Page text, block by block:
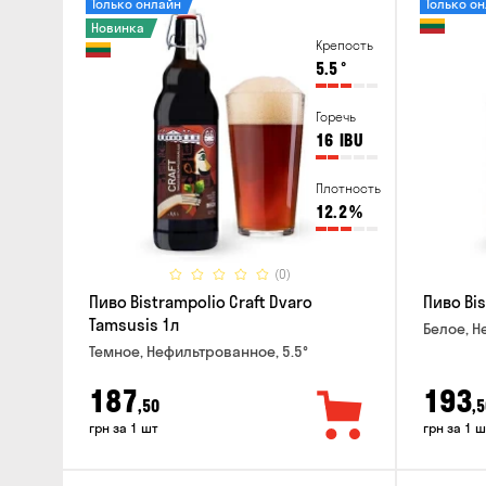
Крепость
5.5°
Горечь
16 IBU
Плотность
12.2%
(0)
Только онлайн
Новинка
Пиво Bistrampolio Craft Dvaro
Tamsusis 1л
Темное, Нефильтрованное, 5.5°
187,50
грн за 1 шт
Только
Пиво
Белое,
193
грн за 1